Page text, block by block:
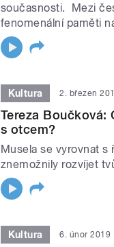
současnosti. Mezi
fenomenální paměti
Kultura 2. březen
Tereza Boučková:
s otcem?
Musela se vyrovnat s
znemožnily rozvíjet
Kultura 6. únor 2019